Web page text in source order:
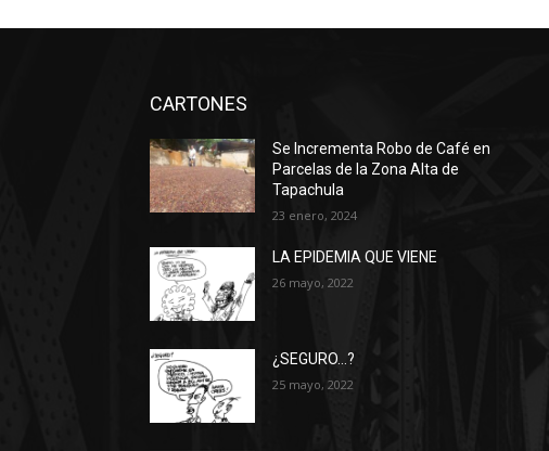
CARTONES
Se Incrementa Robo de Café en
Parcelas de la Zona Alta de
Tapachula
23 enero, 2024
LA EPIDEMIA QUE VIENE
26 mayo, 2022
¿SEGURO…?
25 mayo, 2022